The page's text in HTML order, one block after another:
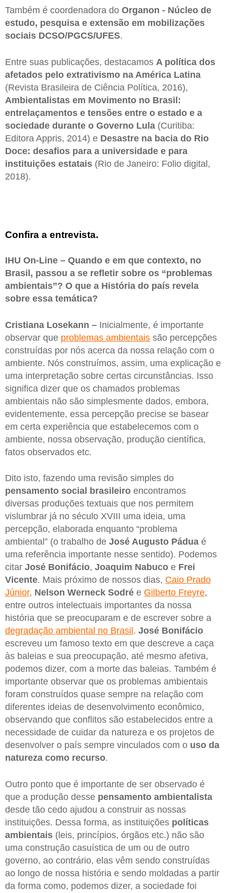
Também é coordenadora do Organon - Núcleo de
estudo, pesquisa e extensão em mobilizações
sociais DCSO/PGCS/UFES.
Entre suas publicações, destacamos A política dos
afetados pelo extrativismo na América Latina
(Revista Brasileira de Ciência Política, 2016),
Ambientalistas em Movimento no Brasil:
entrelaçamentos e tensões entre o estado e a
sociedade durante o Governo Lula (Curitiba:
Editora Appris, 2014) e Desastre na bacia do Rio
Doce: desafios para a universidade e para
instituições estatais (Rio de Janeiro: Folio digital,
2018).
Confira a entrevista.
IHU On-Line – Quando e em que contexto, no
Brasil, passou a se refletir sobre os “problemas
ambientais”? O que a História do país revela
sobre essa temática?
Cristiana Losekann – Inicialmente, é importante
observar que problemas ambientais são percepções
construídas por nós acerca da nossa relação com o
ambiente. Nós construímos, assim, uma explicação e
uma interpretação sobre certas circunstâncias. Isso
significa dizer que os chamados problemas
ambientais não são simplesmente dados, embora,
evidentemente, essa percepção precise se basear
em certa experiência que estabelecemos com o
ambiente, nossa observação, produção científica,
fatos observados etc.
Dito isto, fazendo uma revisão simples do
pensamento social brasileiro encontramos
diversas produções textuais que nos permitem
vislumbrar já no século XVIII uma ideia, uma
percepção, elaborada enquanto “problema
ambiental” (o trabalho de José Augusto Pádua é
uma referência importante nesse sentido). Podemos
citar José Bonifácio, Joaquim Nabuco e Frei
Vicente. Mais próximo de nossos dias, Caio Prado
Júnior, Nelson Werneck Sodré e Gilberto Freyre,
entre outros intelectuais importantes da nossa
história que se preocuparam e de escrever sobre a
degradação ambiental no Brasil . José Bonifácio
escreveu um famoso texto em que descreve a caça
às baleias e sua preocupação, até mesmo afetiva,
podemos dizer, com a morte das baleias. Também é
importante observar que os problemas ambientais
foram construídos quase sempre na relação com
diferentes ideias de desenvolvimento econômico,
observando que conflitos são estabelecidos entre a
necessidade de cuidar da natureza e os projetos de
desenvolver o país sempre vinculados com o uso da
natureza como recurso.
Outro ponto que é importante de ser observado é
que a produção desse pensamento ambientalista
desde tão cedo ajudou a construir as nossas
instituições. Dessa forma, as instituições políticas
ambientais (leis, princípios, órgãos etc.) não são
uma construção casuística de um ou de outro
governo, ao contrário, elas vêm sendo construídas
ao longo de nossa história e sendo moldadas a partir
da forma como, podemos dizer, a sociedade foi